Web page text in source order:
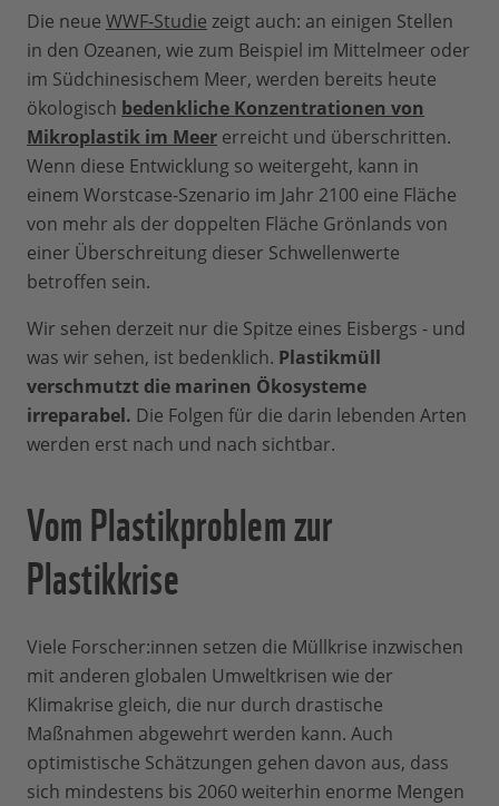
Die neue WWF-Studie zeigt auch: an einigen Stellen
in den Ozeanen, wie zum Beispiel im Mittelmeer oder
im Südchinesischem Meer, werden bereits heute
ökologisch bedenkliche Konzentrationen von
Mikroplastik im Meer erreicht und überschritten.
Wenn diese Entwicklung so weitergeht, kann in
einem Worstcase-Szenario im Jahr 2100 eine Fläche
von mehr als der doppelten Fläche Grönlands von
einer Überschreitung dieser Schwellenwerte
betroffen sein.
Wir sehen derzeit nur die Spitze eines Eisbergs - und
was wir sehen, ist bedenklich. Plastikmüll
verschmutzt die marinen Ökosysteme
irreparabel. Die Folgen für die darin lebenden Arten
werden erst nach und nach sichtbar.
Vom Plastikproblem zur
Plastikkrise
Viele Forscher:innen setzen die Müllkrise inzwischen
mit anderen globalen Umweltkrisen wie der
Klimakrise gleich, die nur durch drastische
Maßnahmen abgewehrt werden kann. Auch
optimistische Schätzungen gehen davon aus, dass
sich mindestens bis 2060 weiterhin enorme Mengen